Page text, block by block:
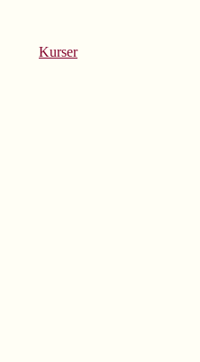
Kurser